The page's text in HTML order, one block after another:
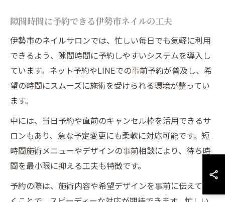
隙間時間に予約できる伊勢市ネイルの工夫
伊勢市のネイルサロンでは、忙しい毎日でも気軽に利用
できるよう、隙間時間に予約しやすいシステムを導入し
ています。ネット予約やLINEでの事前予約が普及し、希
望の時間にスムーズに施術を受けられる環境が整ってい
ます。
中には、当日予約や直前のキャンセル枠を活用できるサ
ロンもあり、急な予定変更にも柔軟に対応可能です。短
時間施術メニューやデザインの事前相談により、待ち時
間を最小限に抑える工夫も特徴です。
予約の際は、施術内容や希望デザインを事前に伝えてお